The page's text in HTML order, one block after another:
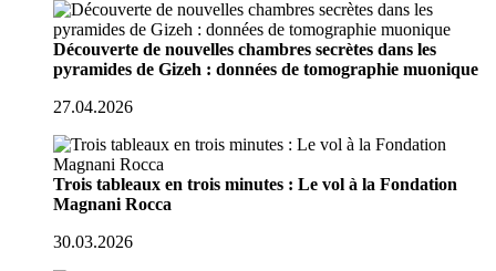
Découverte de nouvelles chambres secrètes dans les
pyramides de Gizeh : données de tomographie muonique
27.04.2026
Trois tableaux en trois minutes : Le vol à la Fondation
Magnani Rocca
30.03.2026